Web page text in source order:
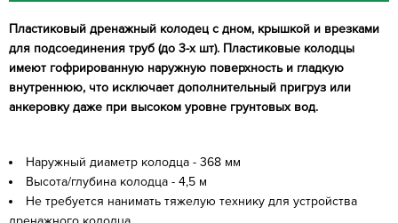
Пластиковый дренажный колодец с дном, крышкой и врезками
для подсоединения труб (до 3-х шт). Пластиковые колодцы
имеют гофрированную наружную поверхность и гладкую
внутреннюю, что исключает дополнительный пригруз или
анкеровку даже при высоком уровне грунтовых вод.
Наружный диаметр колодца - 368 мм
Высота/глубина колодца - 4,5 м
Не требуется нанимать тяжелую технику для устройства